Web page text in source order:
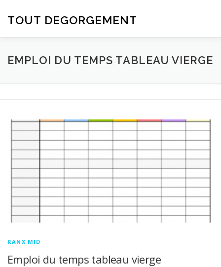
contenu
TOUT DEGORGEMENT
EMPLOI DU TEMPS TABLEAU VIERGE
RANX MID
Emploi du temps tableau vierge